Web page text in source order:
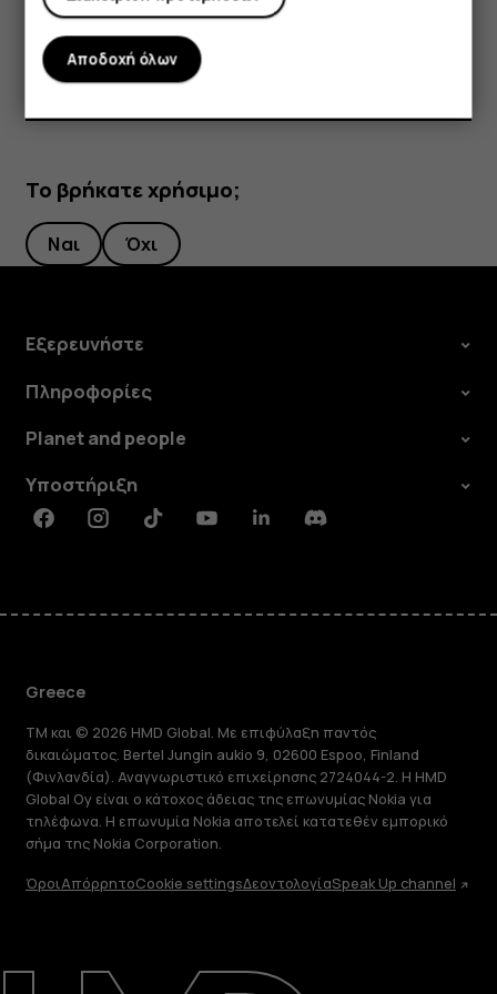
Επισκευή, επαναχρησιμοποίηση,
Επιλέξτε με ποιον τρόπο θέλετε να γίνει η
κοινοποίηση της φωτογραφίας ή του βίντεο.
Το βρήκατε χρήσιμο;
Ναι Όχι
Εξερευνήστε
Πληροφορίες
Planet and people
Υποστήριξη
FacebookInstagramTiktokYoutubeLinkedinDiscord
Greece
TM και © 2026 HMD Global. Με επιφύλαξη παντός
δικαιώματος. Bertel Jungin aukio 9, 02600 Espoo, Finland
(Φινλανδία). Αναγνωριστικό επιχείρησης 2724044-2. Η HMD
Global Oy είναι ο κάτοχος άδειας της επωνυμίας Nokia για
τηλέφωνα. Η επωνυμία Nokia αποτελεί κατατεθέν εμπορικό
σήμα της Nokia Corporation.
ΌροιΑπόρρητοCookie settingsΔεοντολογίαSpeak Up channel
Αποδοχή όλων